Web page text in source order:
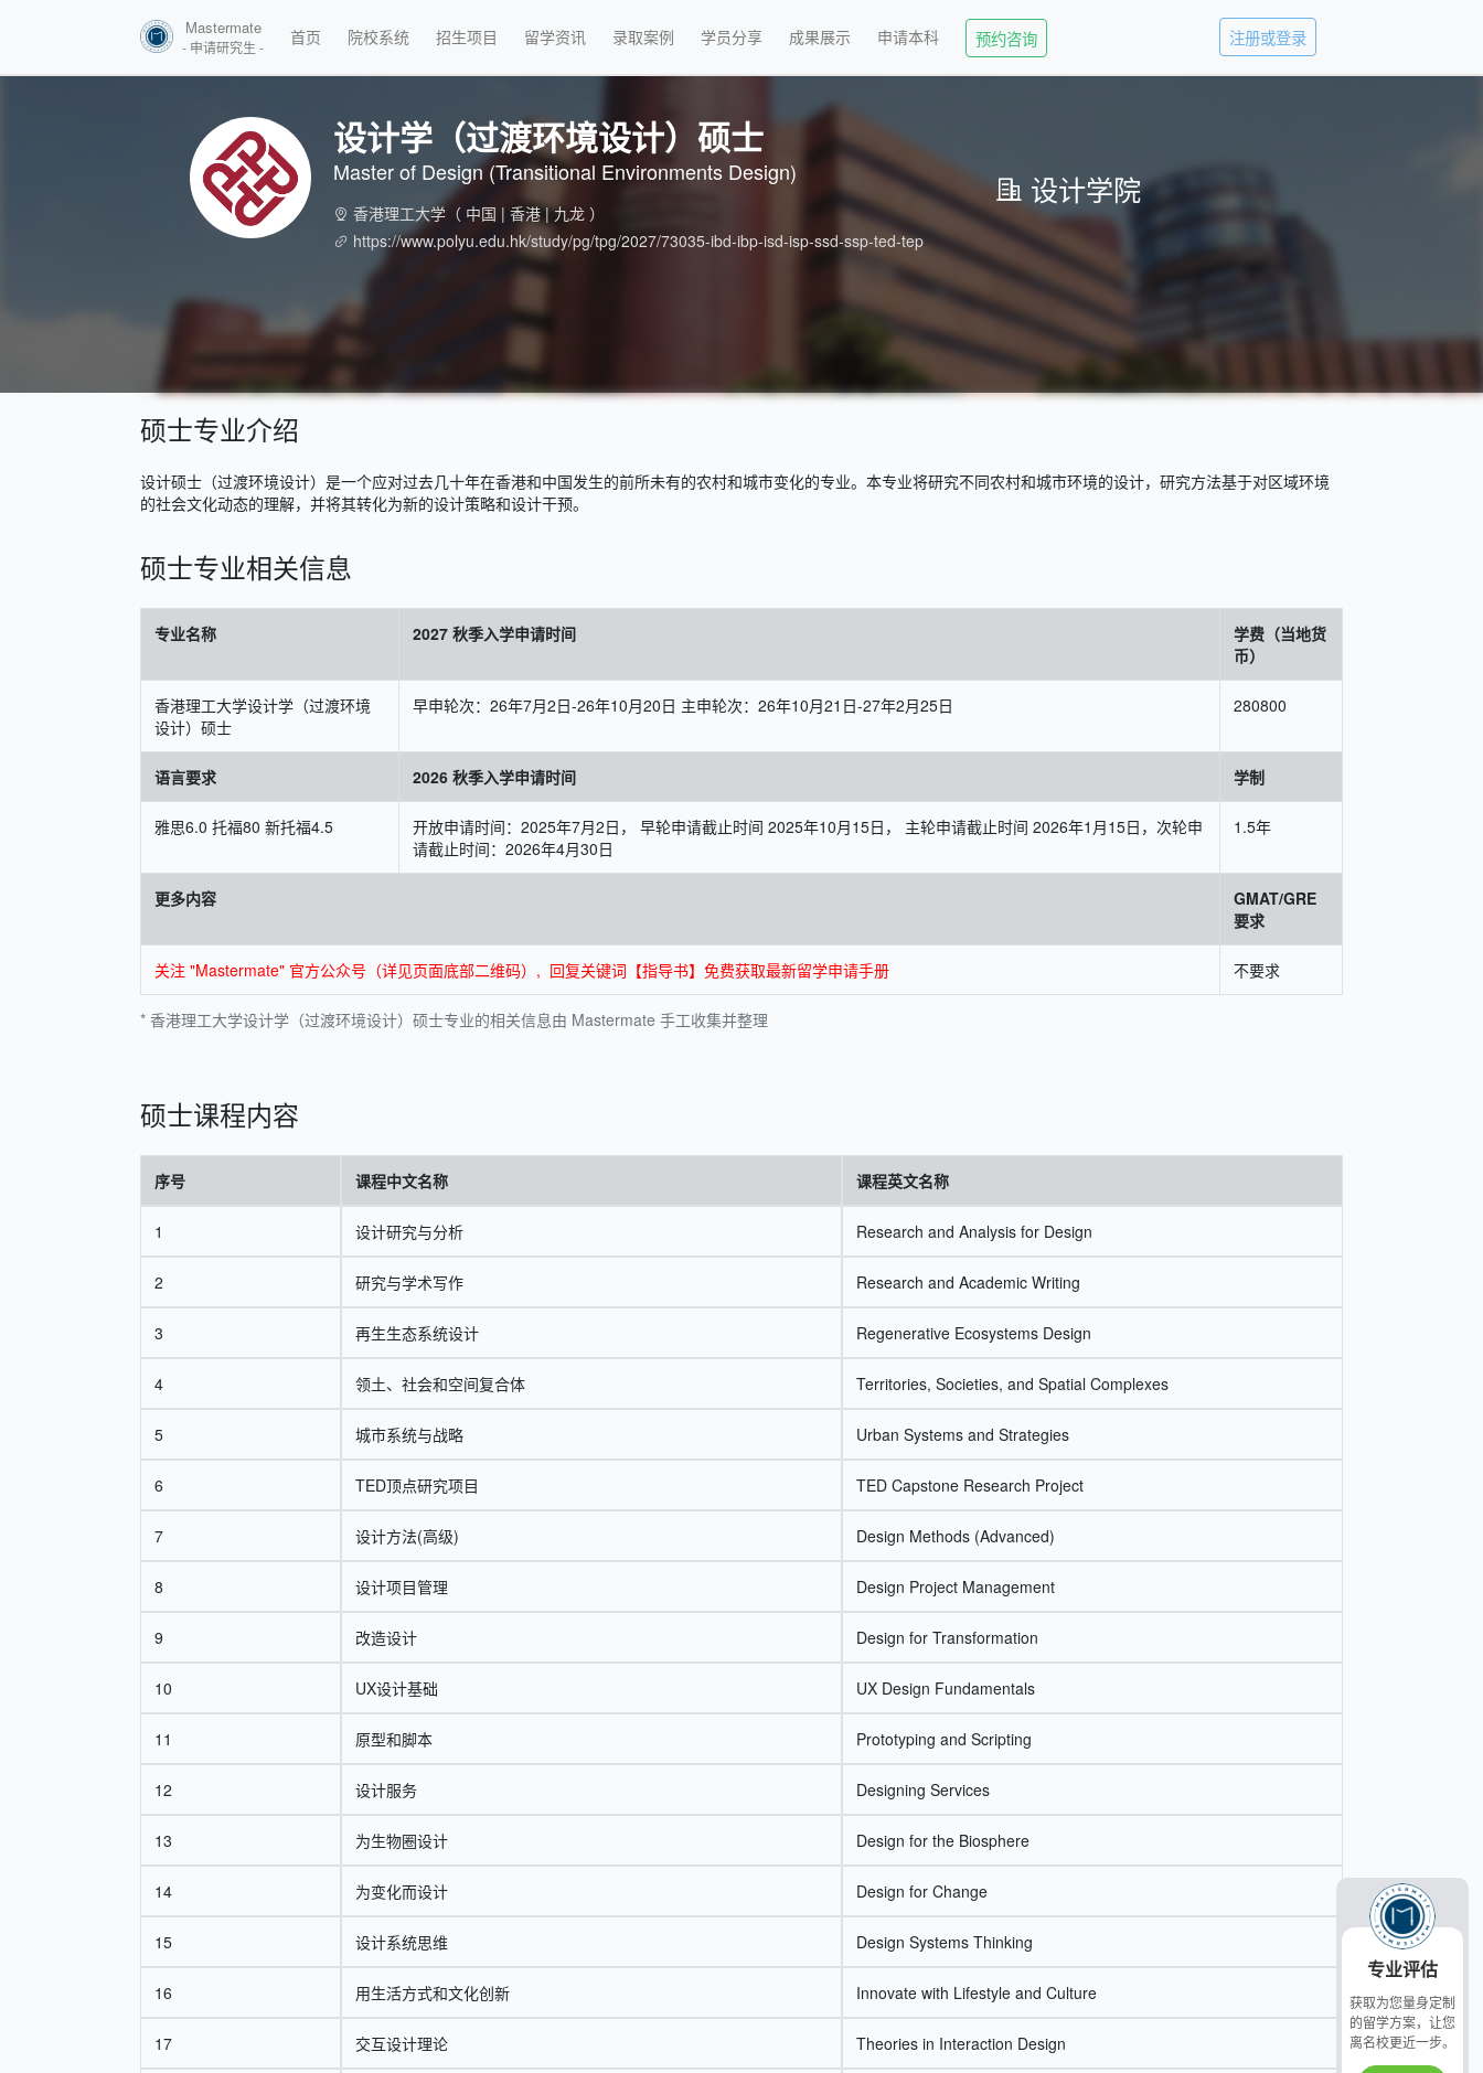
Mastermate
- 申请研究生 - 首页 院校系统 招生项目 留学资讯 录取案例 学员分享 成果展示 申请本科 预约咨询 注册或登录
专业评估
获取为您量身定制
的留学方案，让您
离名校更近一步。
设计学（过渡环境设计）硕士
Master of Design (Transitional Environments Design)
香港理工大学 （ 中国 | 香港 | 九龙 ）
https://www.polyu.edu.hk/study/pg/tpg/2027/73035-ibd-ibp-isd-isp-ssd-ssp-ted-tep
设计学院
硕士专业介绍
设计硕士（过渡环境设计）是一个应对过去几十年在香港和中国发生的前所未有的农村和城市变化的专业。本专业将研究不同农村和城市环境的设计，研究方法基于对区域环境
的社会文化动态的理解，并将其转化为新的设计策略和设计干预。
硕士专业相关信息
* 香港理工大学设计学（过渡环境设计）硕士专业的相关信息由 Mastermate 手工收集并整理
专业名称 2027 秋季入学申请时间
学费（当地货
币）
香港理工大学设计学（过渡环境
设计）硕士
早申轮次：26年7月2日-26年10月20日 主申轮次：26年10月21日-27年2月25日 280800
语言要求 2026 秋季入学申请时间 学制
雅思6.0 托福80 新托福4.5
开放申请时间：2025年7月2日， 早轮申请截止时间 2025年10月15日， 主轮申请截止时间 2026年1月15日，次轮申
请截止时间：2026年4月30日
1.5年
更多内容
GMAT/GRE
要求
关注 "Mastermate" 官方公众号（详见页面底部二维码）, 回复关键词【指导书】免费获取最新留学申请手册 不要求
硕士课程内容
序号 课程中文名称 课程英文名称
1 设计研究与分析 Research and Analysis for Design
2 研究与学术写作 Research and Academic Writing
3 再生生态系统设计 Regenerative Ecosystems Design
4 领土、社会和空间复合体 Territories, Societies, and Spatial Complexes
5 城市系统与战略 Urban Systems and Strategies
6 TED顶点研究项目 TED Capstone Research Project
7 设计方法(高级) Design Methods (Advanced)
8 设计项目管理 Design Project Management
9 改造设计 Design for Transformation
10 UX设计基础 UX Design Fundamentals
11 原型和脚本 Prototyping and Scripting
12 设计服务 Designing Services
13 为生物圈设计 Design for the Biosphere
14 为变化而设计 Design for Change
15 设计系统思维 Design Systems Thinking
16 用生活方式和文化创新 Innovate with Lifestyle and Culture
17 交互设计理论 Theories in Interaction Design